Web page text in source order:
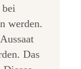
bei
werden.
Das